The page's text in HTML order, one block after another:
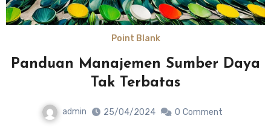
Point Blank
Panduan Manajemen Sumber Daya
Tak Terbatas
admin 25/04/2024 0 Comment